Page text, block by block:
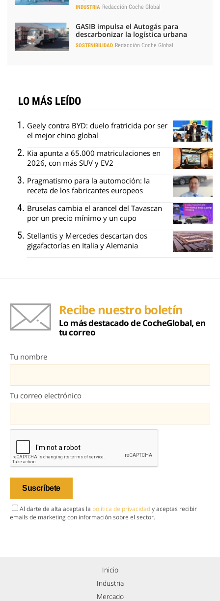
INDUSTRIA Redacción Coche Global
GASIB impulsa el Autogás para
descarbonizar la logística urbana
SOSTENIBILIDAD Redacción Coche Global
LO MÁS LEÍDO
Geely contra BYD: duelo fratricida por ser
el mejor chino global
Kia apunta a 65.000 matriculaciones en
2026, con más SUV y EV2
Pragmatismo para la automoción: la
receta de los fabricantes europeos
Bruselas cambia el arancel del Tavascan
por un precio mínimo y un cupo
Stellantis y Mercedes descartan dos
gigafactorías en Italia y Alemania
Recibe nuestro boletín
Lo más destacado de CocheGlobal, en
tu correo
Tu nombre
Tu correo electrónico
Al darte de alta aceptas la política de privacidady aceptas recibir
emails de marketing con información sobre el sector.
Inicio
Industria
Mercado